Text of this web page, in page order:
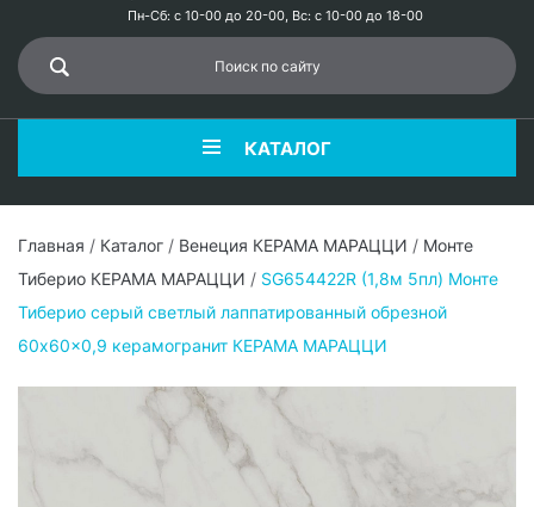
Пн-Сб: с 10-00 до 20-00, Вс: с 10-00 до 18-00
КАТАЛОГ
Главная / Каталог / Венеция КЕРАМА МАРАЦЦИ / Монте
Тиберио КЕРАМА МАРАЦЦИ / SG654422R (1,8м 5пл) Монте
Тиберио серый светлый лаппатированный обрезной
60x60x0,9 керамогранит КЕРАМА МАРАЦЦИ